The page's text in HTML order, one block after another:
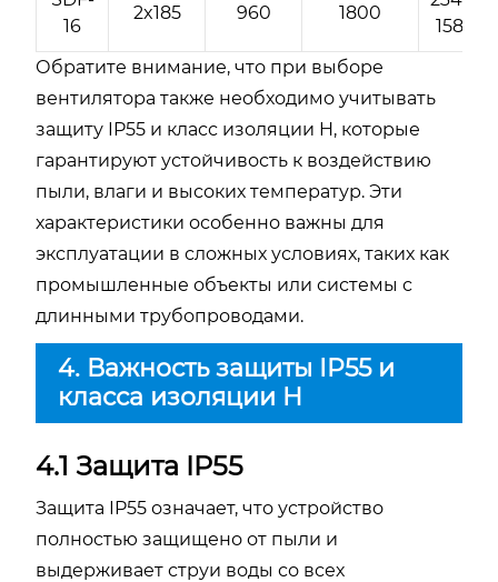
16
2x185 960 1800
1580
Обратите внимание, что при выборе
вентилятора также необходимо учитывать
защиту IP55 и класс изоляции H, которые
гарантируют устойчивость к воздействию
пыли, влаги и высоких температур. Эти
характеристики особенно важны для
эксплуатации в сложных условиях, таких как
промышленные объекты или системы с
длинными трубопроводами.
4. Важность защиты IP55 и
класса изоляции H
4.1 Защита IP55
Защита IP55 означает, что устройство
полностью защищено от пыли и
выдерживает струи воды со всех